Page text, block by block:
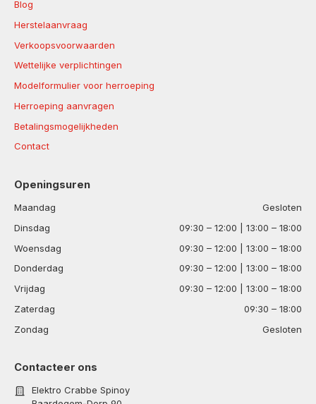
Blog
Herstelaanvraag
Verkoopsvoorwaarden
Wettelijke verplichtingen
Modelformulier voor herroeping
Herroeping aanvragen
Betalingsmogelijkheden
Contact
Openingsuren
Maandag
Gesloten
Dinsdag
09:30 – 12:00 | 13:00 – 18:00
Woensdag
09:30 – 12:00 | 13:00 – 18:00
Donderdag
09:30 – 12:00 | 13:00 – 18:00
Vrijdag
09:30 – 12:00 | 13:00 – 18:00
Zaterdag
09:30 – 18:00
Zondag
Gesloten
Contacteer ons
Elektro Crabbe Spinoy